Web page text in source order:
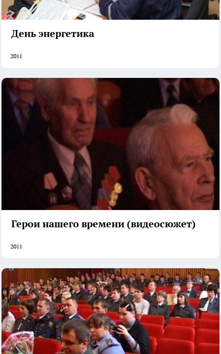
День энергетика
2011
Герои нашего времени (видеосюжет)
2011